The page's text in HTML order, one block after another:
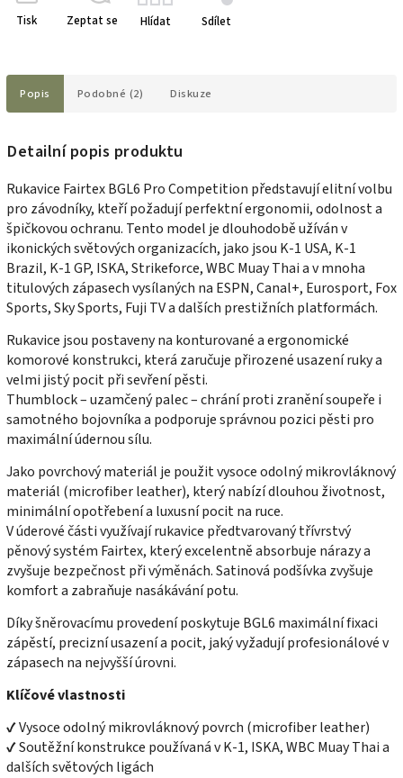
Tisk Zeptat se Hlídat Sdílet
Popis Podobné (2) Diskuze
Detailní popis produktu
Rukavice Fairtex BGL6 Pro Competition představují elitní volbu
pro závodníky, kteří požadují perfektní ergonomii, odolnost a
špičkovou ochranu. Tento model je dlouhodobě užíván v
ikonických světových organizacích, jako jsou K-1 USA, K-1
Brazil, K-1 GP, ISKA, Strikeforce, WBC Muay Thai a v mnoha
titulových zápasech vysílaných na ESPN, Canal+, Eurosport, Fox
Sports, Sky Sports, Fuji TV a dalších prestižních platformách.
Rukavice jsou postaveny na konturované a ergonomické
komorové konstrukci, která zaručuje přirozené usazení ruky a
velmi jistý pocit při sevření pěsti.
Thumblock – uzamčený palec – chrání proti zranění soupeře i
samotného bojovníka a podporuje správnou pozici pěsti pro
maximální údernou sílu.
Jako povrchový materiál je použit vysoce odolný mikrovláknový
materiál (microfiber leather), který nabízí dlouhou životnost,
minimální opotřebení a luxusní pocit na ruce.
V úderové části využívají rukavice předtvarovaný třívrstvý
pěnový systém Fairtex, který excelentně absorbuje nárazy a
zvyšuje bezpečnost při výměnách. Satinová podšívka zvyšuje
komfort a zabraňuje nasákávání potu.
Díky šněrovacímu provedení poskytuje BGL6 maximální fixaci
zápěstí, precizní usazení a pocit, jaký vyžadují profesionálové v
zápasech na nejvyšší úrovni.
Klíčové vlastnosti
✔ Vysoce odolný mikrovláknový povrch (microfiber leather)
✔ Soutěžní konstrukce používaná v K-1, ISKA, WBC Muay Thai a
dalších světových ligách